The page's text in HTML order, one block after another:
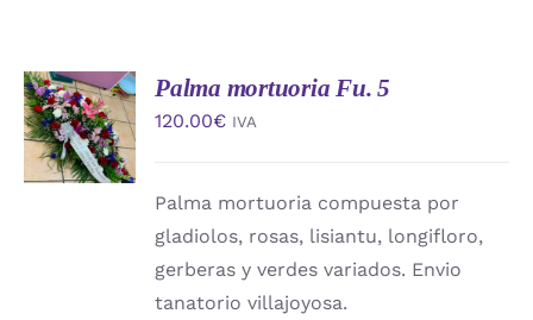
AÑADIR
AL
CARRITO
/
DETALLES
Palma mortuoria Fu. 5
120.00€ IVA
Palma mortuoria compuesta por
gladiolos, rosas, lisiantu, longifloro,
gerberas y verdes variados. Envio
tanatorio villajoyosa.